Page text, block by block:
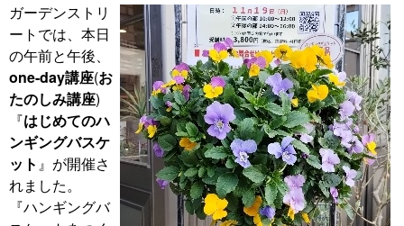
ガーデンストリ
ートでは、本日
の午前と午後、
one-day講座(お
たのしみ講座)
『はじめてのハ
ンギングバスケ
ット 』が開催さ
れました。
『ハンギングバ